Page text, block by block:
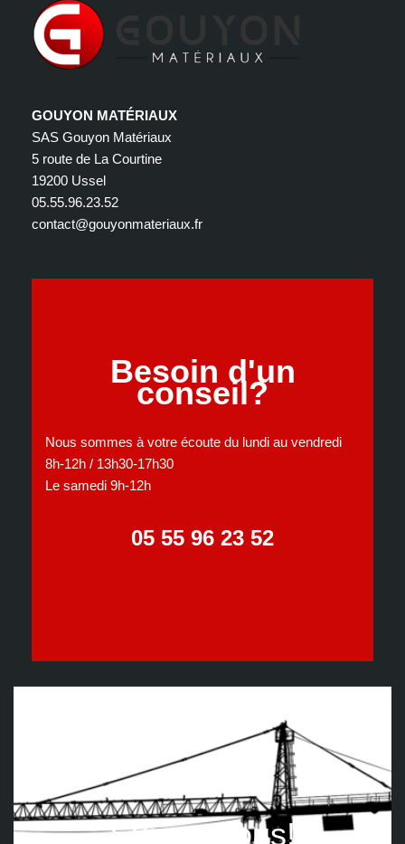
GOUYON MATÉRIAUX
SAS Gouyon Matériaux
5 route de La Courtine
19200 Ussel
05.55.96.23.52
contact@gouyonmateriaux.fr
Besoin d'un
conseil?
Nous sommes à votre écoute du lundi au vendredi
8h-12h / 13h30-17h30
Le samedi 9h-12h
05 55 96 23 52
Suivez nous!